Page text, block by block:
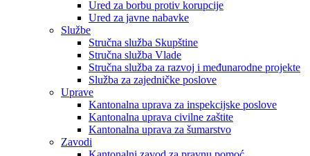
Ured za borbu protiv korupcije
Ured za javne nabavke
Službe
Stručna služba Skupštine
Stručna služba Vlade
Stručna služba za razvoj i međunarodne projekte
Služba za zajedničke poslove
Uprave
Kantonalna uprava za inspekcijske poslove
Kantonalna uprava civilne zaštite
Kantonalna uprava za šumarstvo
Zavodi